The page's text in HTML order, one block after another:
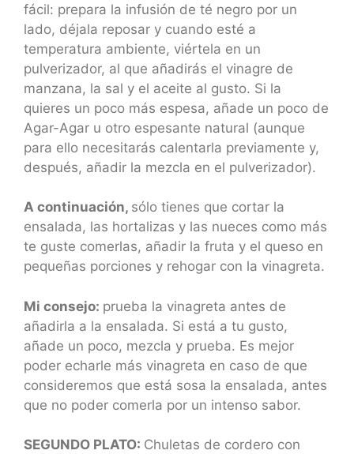
fácil: prepara la infusión de té negro por un
lado, déjala reposar y cuando esté a
temperatura ambiente, viértela en un
pulverizador, al que añadirás el vinagre de
manzana, la sal y el aceite al gusto. Si la
quieres un poco más espesa, añade un poco de
Agar-Agar u otro espesante natural (aunque
para ello necesitarás calentarla previamente y,
después, añadir la mezcla en el pulverizador).
A continuación, sólo tienes que cortar la
ensalada, las hortalizas y las nueces como más
te guste comerlas, añadir la fruta y el queso en
pequeñas porciones y rehogar con la vinagreta.
Mi consejo: prueba la vinagreta antes de
añadirla a la ensalada. Si está a tu gusto,
añade un poco, mezcla y prueba. Es mejor
poder echarle más vinagreta en caso de que
consideremos que está sosa la ensalada, antes
que no poder comerla por un intenso sabor.
SEGUNDO PLATO: Chuletas de cordero con